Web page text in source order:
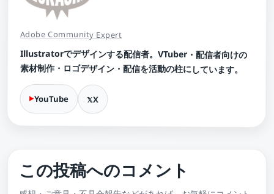
Adobe Community Expert
Illustratorでデザインする配信者。VTuber・配信者向けの
素材制作・ロゴデザイン・配信を活動の柱にしています。
YouTube X
この投稿へのコメント